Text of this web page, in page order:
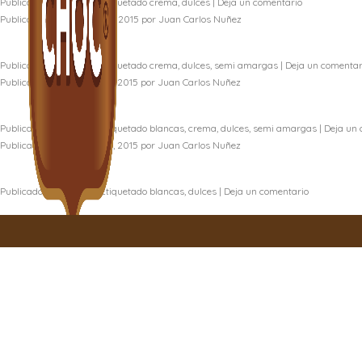
Publicada el
19 noviembre, 2015 por Juan Carlos Nuñez
Torta esponjosa de chocolate blanco: aprende a preparar
Publicado en Recetas Etiquetado crema, dulces, semi amargas | Deja un
Publicada el
18 noviembre, 2015 por Juan Carlos Nuñez
Una tradición a la que nadie puede resistirse. El chocolate
Publicado en Etiquetado blancas, crema, dulces, semi amargas | Deja un
Publicada el
12 noviembre, 2015 por Juan Carlos Nuñez
Este innovador postre estará listo en pocos minutos ya que
Publicado en Recetas | Etiquetado blancas, dulces | Deja un comentario